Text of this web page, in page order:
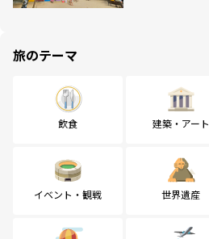
旅のテーマ
飲食 建築・アート
イベント・観戦 世界遺産